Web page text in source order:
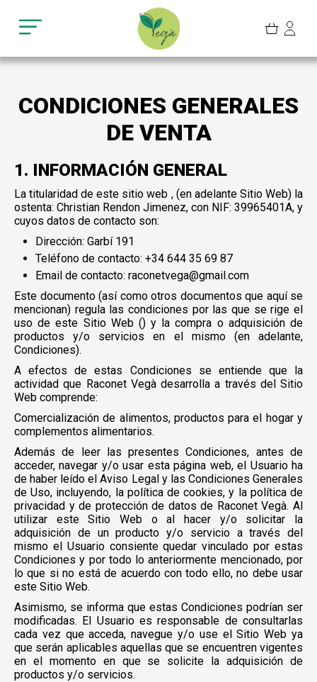
Cerrar sesión
Contacto
CONDICIONES GENERALES
DE VENTA
1. INFORMACIÓN GENERAL
La titularidad de este sitio web , (en adelante Sitio Web) la
ostenta: Christian Rendon Jimenez, con NIF: 39965401A, y
cuyos datos de contacto son:
Dirección: Garbí 191
Teléfono de contacto: +34 644 35 69 87
Email de contacto: raconetvega@gmail.com
Este documento (así como otros documentos que aquí se
mencionan) regula las condiciones por las que se rige el
uso de este Sitio Web () y la compra o adquisición de
productos y/o servicios en el mismo (en adelante,
Condiciones).
A efectos de estas Condiciones se entiende que la
actividad que Raconet Vegà desarrolla a través del Sitio
Web comprende:
Comercialización de alimentos, productos para el hogar y
complementos alimentarios.
Además de leer las presentes Condiciones, antes de
acceder, navegar y/o usar esta página web, el Usuario ha
de haber leído el Aviso Legal y las Condiciones Generales
de Uso, incluyendo, la política de cookies, y la política de
privacidad y de protección de datos de Raconet Vegà. Al
utilizar este Sitio Web o al hacer y/o solicitar la
adquisición de un producto y/o servicio a través del
mismo el Usuario consiente quedar vinculado por estas
Condiciones y por todo lo anteriormente mencionado, por
lo que si no está de acuerdo con todo ello, no debe usar
este Sitio Web.
Asimismo, se informa que estas Condiciones podrían ser
modificadas. El Usuario es responsable de consultarlas
cada vez que acceda, navegue y/o use el Sitio Web ya
que serán aplicables aquellas que se encuentren vigentes
en el momento en que se solicite la adquisición de
productos y/o servicios.